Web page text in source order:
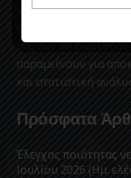
κυκλοφορία των
ενημερώνει με το
σας δεν θα
παραμείνουν για
και στατιστική
Πρόσφατα
Έλεγχος ποιότητας
Ιουλίου 2026 (Ημ.